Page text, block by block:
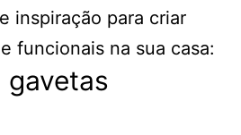
inspiração para criar
funcionais na sua casa:
gavetas